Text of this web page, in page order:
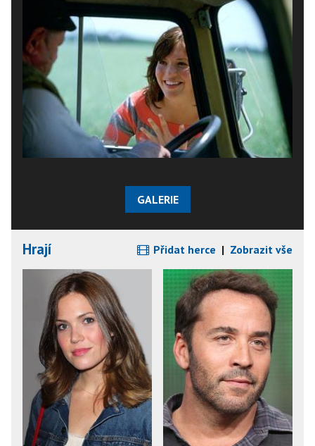
GALERIE
Hrají Přidat herce | Zobrazit vše